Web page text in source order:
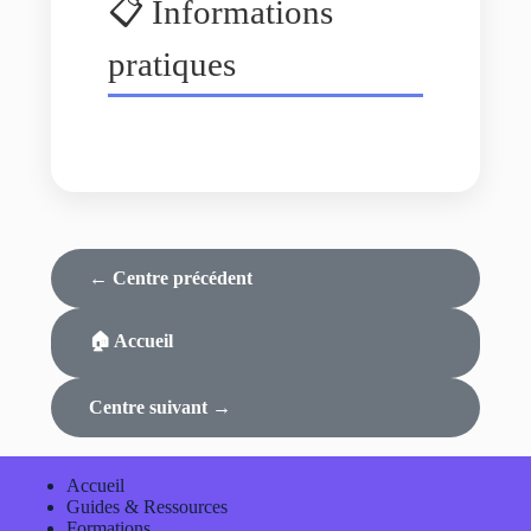
📋 Informations
pratiques
← Centre précédent
🏠 Accueil
Centre suivant →
Accueil
Guides & Ressources